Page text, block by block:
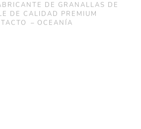
DE GRANALLAS DE
DE CALIDAD PREMIUM
OCEANÍA